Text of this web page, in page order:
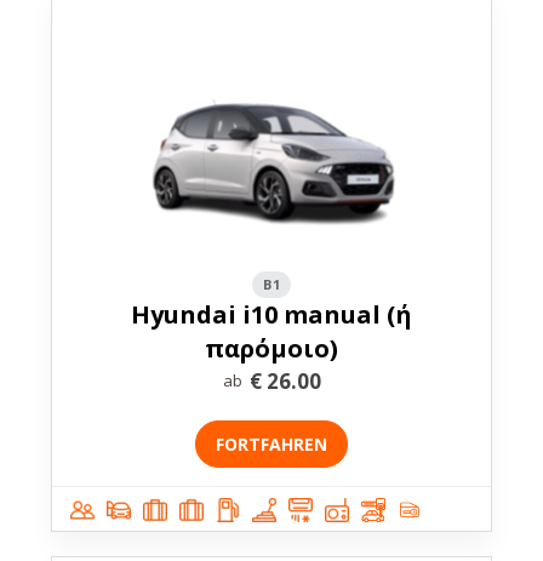
B1
Hyundai i10 manual (ή
παρόμοιο)
ab € 26.00
FORTFAHREN